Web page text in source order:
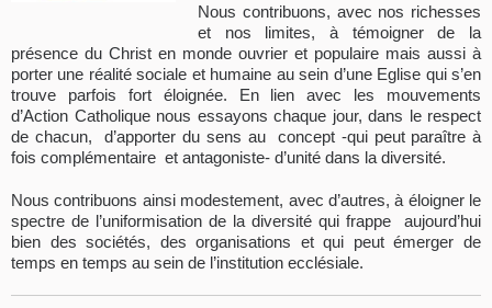
Nous contribuons, avec nos richesses
et nos limites, à témoigner de la
présence du Christ en monde ouvrier et populaire mais aussi à
porter une réalité sociale et humaine au sein d’une Eglise qui s’en
trouve parfois fort éloignée. En lien avec les mouvements
d’Action Catholique nous essayons chaque jour, dans le respect
de chacun, d’apporter du sens au concept -qui peut paraître à
fois complémentaire et antagoniste- d’unité dans la diversité.
Nous contribuons ainsi modestement, avec d’autres, à éloigner le
spectre de l’uniformisation de la diversité qui frappe aujourd’hui
bien des sociétés, des organisations et qui peut émerger de
temps en temps au sein de l’institution ecclésiale.